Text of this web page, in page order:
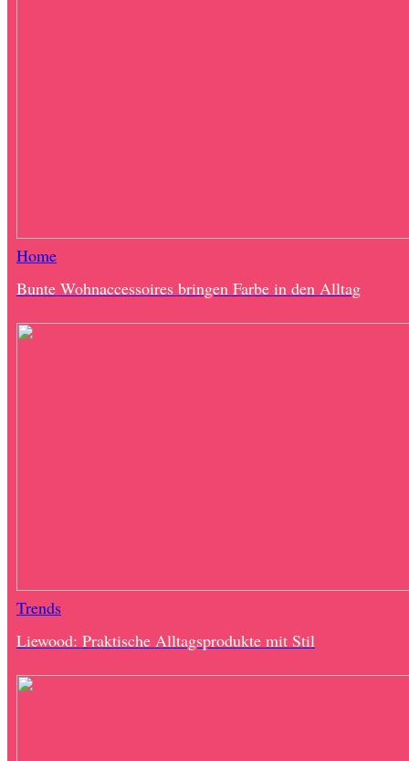
Home
Bunte Wohnaccessoires bringen Farbe in den Alltag
Trends
Liewood: Praktische Alltagsprodukte mit Stil